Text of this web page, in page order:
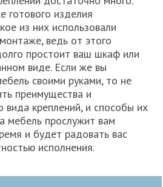
готового изделия
из них использовали
ведь от этого
простоит ваш шкаф или
виде. Если же вы
своими руками, то не
преимущества и
вида креплений, и способы их
мебель прослужит вам
и будет радовать вас
исполнения.